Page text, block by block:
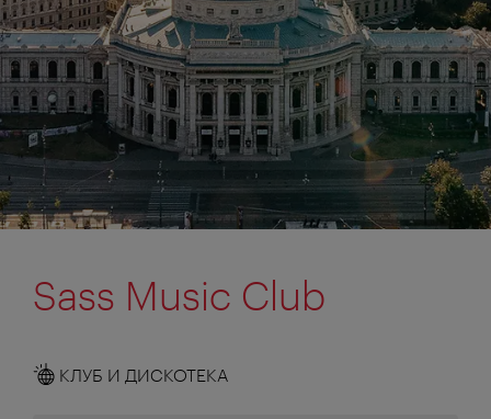
Sass Music Club
КЛУБ И ДИСКОТЕКА